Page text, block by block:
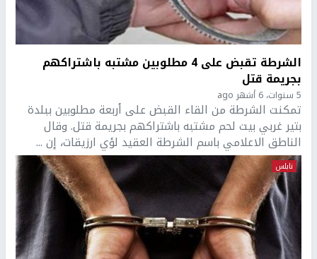
الشرطة تقبض على 4 مطلوبين مشتبه باشتراكهم
بجريمة قتل
5 سنوات، 6 أشهر ago
تمكنت الشرطة من القاء القبض على أربعة مطلوبين ببلدة
بتير غربي بيت لحم مشتبه باشتراكهم بجريمة قتل. وقال
الناطق الاعلامي باسم الشرطة العقيد لؤي ارزيقات، إن ...
نابلس